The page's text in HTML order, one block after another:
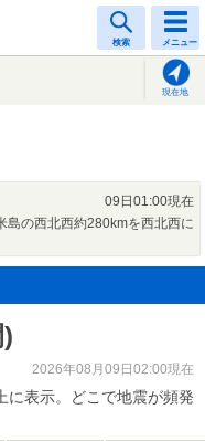
検索 メニュー
現在地
09日01:00現在
島の西北西約280kmを西北西に
2026年08月09日02:00現在
に表示。どこで地震が頻発